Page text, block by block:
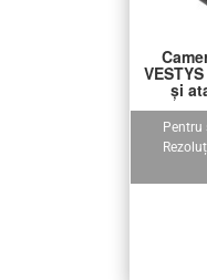
Pentru
și